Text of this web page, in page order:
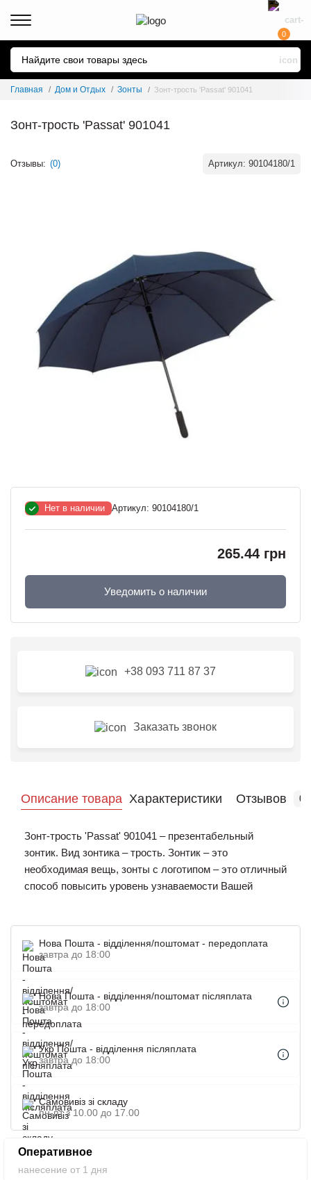
0
Главная Дом и Отдых Зонты Зонт-трость 'Passat' 901041
Зонт-трость 'Passat' 901041
Отзывы: (0) Артикул: 90104180/1
Нет в наличии Артикул: 90104180/1
265.44 грн
Уведомить о наличии
+38 093 711 87 37
Заказать звонок
Описание товара Характеристики Отзывов 0
Зонт-трость 'Passat' 901041 – презентабельный
зонтик. Вид зонтика – трость. Зонтик – это
необходимая вещь, зонты с логотипом – это отличный
способ повысить уровень узнаваемости Вашей
и шелкотрафарета. Вы можете купить зонты оптом
для нанесения и заказать нанесение логотипа на
зонтик.
Нова Пошта - відділення/поштомат - передоплата
завтра до 18:00
Нова Пошта - відділення/поштомат післяплата
завтра до 18:00
Укр Пошта - відділення післяплата
завтра до 18:00
Самовивіз зі складу
пн-пт з 10.00 до 17.00
Оперативное
нанесение от 1 дня